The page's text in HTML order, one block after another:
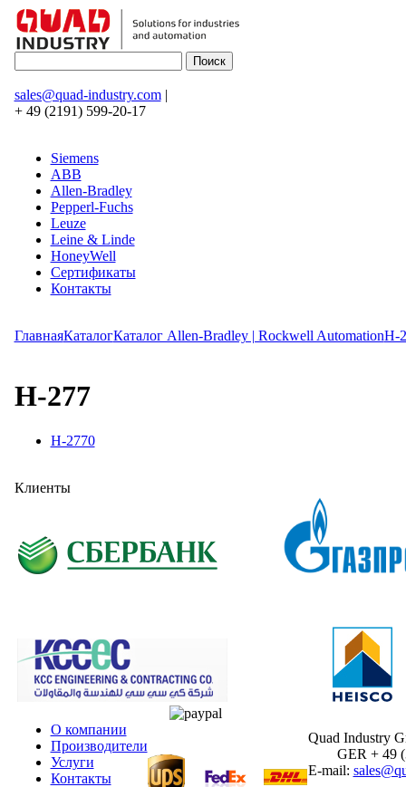
sales@quad-industry.com|
+ 49 (2191) 599-20-17
Siemens
ABB
Allen-Bradley
Pepperl-Fuchs
Leuze
Leine & Linde
HoneyWell
Сертификаты
Контакты
ГлавнаяКаталогКаталог Allen-Bradley | Rockwell AutomationH-
H-277
H-2770
Клиенты
О компании
Производители
Услуги
Контакты
Quad Industry
GER + 49
E-mail: